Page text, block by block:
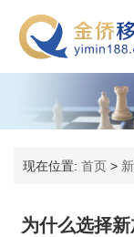
现在位置: 首页 >
为什么选择